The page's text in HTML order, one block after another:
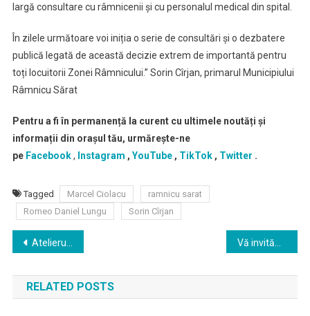
largă consultare cu râmnicenii și cu personalul medical din spital.
În zilele următoare voi iniția o serie de consultări și o dezbatere
publică legată de această decizie extrem de importantă pentru
toți locuitorii Zonei Râmnicului.” Sorin Cîrjan, primarul Municipiului
Râmnicu Sărat
Pentru a fi în permanență la curent cu ultimele noutăți și
informații din orașul tău, urmărește-ne
pe Facebook, Instagram , YouTube, TikTok , Twitter .
Tagged Marcel Ciolacu
ramnicu sarat
Romeo Daniel Lungu
Sorin Cîrjan
Navigare
în
articole
Atelierul de Talente vă invită la Festivalul Național „TROFEUL DE CRISTAL”
RELATED POSTS